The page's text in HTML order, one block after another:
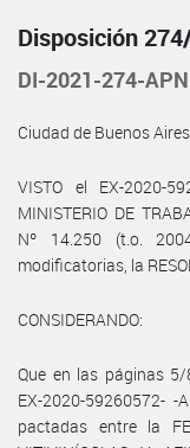
Disposición
DI-2021-274-
Ciudad de Buenos
VISTO el EX-2020-
MINISTERIO DE
Nº 14.250 (t.o.
modificatorias, la
CONSIDERANDO:
Que en las páginas 5/
EX-2020-59260572- -
pactadas entre la